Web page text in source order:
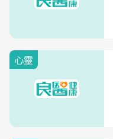
心靈